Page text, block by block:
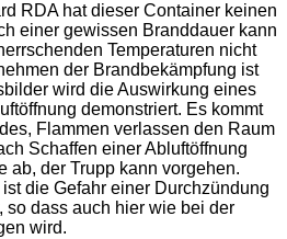
RDA hat dieser Container keinen
einer gewissen Branddauer kann
Temperaturen nicht
der Brandbekämpfung ist
wird die Auswirkung eines
demonstriert. Es kommt
Flammen verlassen den Raum
Schaffen einer Abluftöffnung
ab, der Trupp kann vorgehen.
die Gefahr einer Durchzündung
so dass auch hier wie bei der
wird.